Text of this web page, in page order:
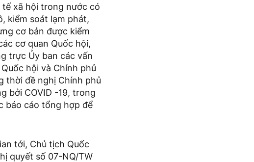
tế xã hội trong nước có
kiểm soát lạm phát,
cơ bản được kiểm
cơ quan Quốc hội,
trực Ủy ban các vấn
hội và Chính phủ
thời đề nghị Chính phủ
bởi COVID -19, trong
báo cáo tổng hợp để
tới, Chủ tịch Quốc
quyết số 07-NQ/TW